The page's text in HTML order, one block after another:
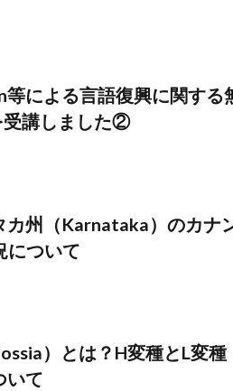
等による言語復興に関する
受講しました②
カ州（Karnataka）のカナ
について
）とは？H変種とL変
いて